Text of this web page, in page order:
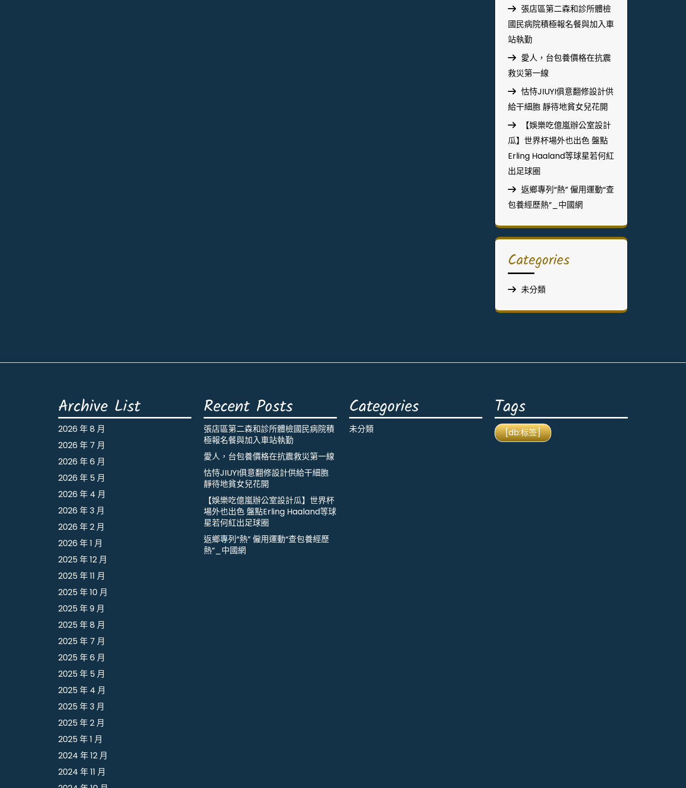
張店區第二森和診所體檢
國民病院積極報名餐與加入車
站執勤
愛人，台包養價格在抗震
救災第一線
怙恃JIUYI俱意翻修設計供
給干細胞 靜待地貧女兒花開
【娛樂吃億嵐辦公室設計
瓜】世界杯場外也出色 盤點
Erling Haaland等球星若何紅
出足球圈
返鄉專列“熱” 僱用運動“查
包養經歷熱”_中國網
Categories
未分類
Archive List
2026 年 8 月
2026 年 7 月
2026 年 6 月
2026 年 5 月
2026 年 4 月
2026 年 3 月
2026 年 2 月
2026 年 1 月
2025 年 12 月
2025 年 11 月
2025 年 10 月
2025 年 9 月
2025 年 8 月
2025 年 7 月
2025 年 6 月
2025 年 5 月
2025 年 4 月
2025 年 3 月
2025 年 2 月
2025 年 1 月
2024 年 12 月
2024 年 11 月
Recent Posts
張店區第二森和診所體檢國民病院積
極報名餐與加入車站執勤
愛人，台包養價格在抗震救災第一線
怙恃JIUYI俱意翻修設計供給干細胞
靜待地貧女兒花開
【娛樂吃億嵐辦公室設計瓜】世界杯
場外也出色 盤點Erling Haaland等球
星若何紅出足球圈
返鄉專列“熱” 僱用運動“查包養經歷
熱”_中國網
Categories
未分類
Tags
[db:标签]